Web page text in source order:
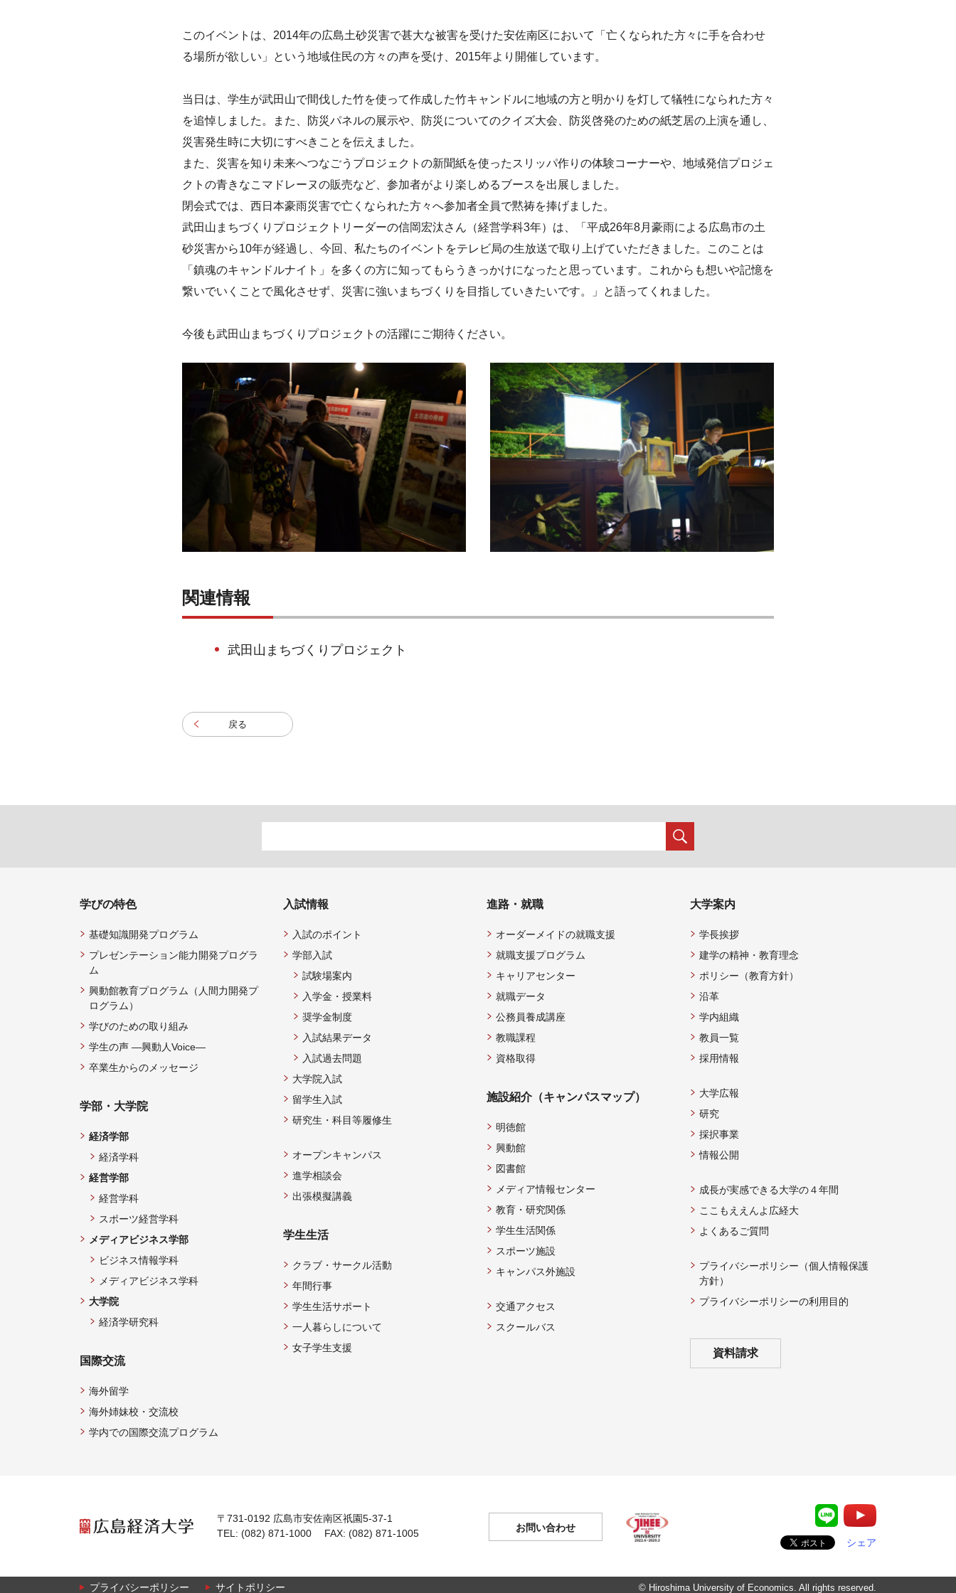
このイベントは、2014年の広島土砂災害で甚大な被害を受けた安佐南区において「亡くなられた方々に手を合わせ
る場所が欲しい」という地域住民の方々の声を受け、2015年より開催しています。
当日は、学生が武田山で間伐した竹を使って作成した竹キャンドルに地域の方と明かりを灯して犠牲になられた方々
を追悼しました。また、防災パネルの展示や、防災についてのクイズ大会、防災啓発のための紙芝居の上演を通し、
災害発生時に大切にすべきことを伝えました。
また、災害を知り未来へつなごうプロジェクトの新聞紙を使ったスリッパ作りの体験コーナーや、地域発信プロジェ
クトの青きなこマドレーヌの販売など、参加者がより楽しめるブースを出展しました。
閉会式では、西日本豪雨災害で亡くなられた方々へ参加者全員で黙祷を捧げました。
武田山まちづくりプロジェクトリーダーの信岡宏汰さん（経営学科3年）は、「平成26年8月豪雨による広島市の土
砂災害から10年が経過し、今回、私たちのイベントをテレビ局の生放送で取り上げていただきました。このことは
「鎮魂のキャンドルナイト」を多くの方に知ってもらうきっかけになったと思っています。これからも想いや記憶を
繋いでいくことで風化させず、災害に強いまちづくりを目指していきたいです。」と語ってくれました。
今後も武田山まちづくりプロジェクトの活躍にご期待ください。
関連情報
武田山まちづくりプロジェクト
戻る
学びの特色
基礎知識開発プログラム
プレゼンテーション能力開発プログラ
ム
興動館教育プログラム（人間力開発プ
ログラム）
学びのための取り組み
学生の声 —興動人Voice—
卒業生からのメッセージ
学部・大学院
経済学部
経済学科
経営学部
経営学科
スポーツ経営学科
メディアビジネス学部
ビジネス情報学科
メディアビジネス学科
大学院
経済学研究科
国際交流
海外留学
海外姉妹校・交流校
学内での国際交流プログラム
入試情報
入試のポイント
学部入試
試験場案内
入学金・授業料
奨学金制度
入試結果データ
入試過去問題
大学院入試
留学生入試
研究生・科目等履修生
オープンキャンパス
進学相談会
出張模擬講義
学生生活
クラブ・サークル活動
年間行事
学生生活サポート
一人暮らしについて
女子学生支援
進路・就職
オーダーメイドの就職支援
就職支援プログラム
キャリアセンター
就職データ
公務員養成講座
教職課程
資格取得
施設紹介（キャンパスマップ）
明徳館
興動館
図書館
メディア情報センター
教育・研究関係
学生生活関係
スポーツ施設
キャンパス外施設
交通アクセス
スクールバス
大学案内
学長挨拶
建学の精神・教育理念
ポリシー（教育方針）
沿革
学内組織
教員一覧
採用情報
大学広報
研究
採択事業
情報公開
成長が実感できる大学の４年間
ここもええんよ広経大
よくあるご質問
プライバシーポリシー（個人情報保護
方針）
プライバシーポリシーの利用目的
資料請求
〒731-0192 広島市安佐南区祇園5-37-1
TEL: (082) 871-1000 FAX: (082) 871-1005
お問い合わせ
シェア
プライバシーポリシー サイトポリシー © Hiroshima University of Economics. All rights reserved.